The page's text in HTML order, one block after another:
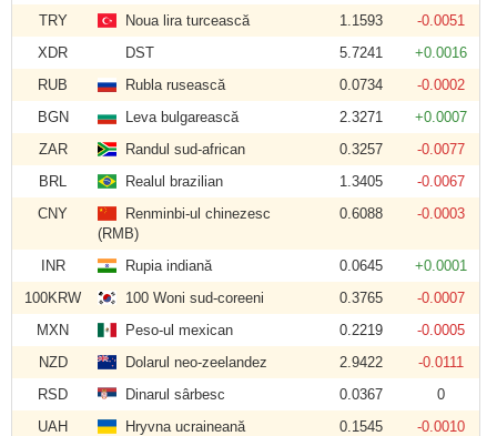
TRY
Noua lira turcească 1.1593
-0.0051
XDR
DST 5.7241
+0.0016
RUB
Rubla rusească 0.0734
-0.0002
BGN
Leva bulgarească 2.3271
+0.0007
ZAR
Randul sud-african 0.3257
-0.0077
BRL
Realul brazilian 1.3405
-0.0067
CNY
Renminbi-ul chinezesc
(RMB)
0.6088 -0.0003
INR Rupia indiană 0.0645
+0.0001
100KRW
100 Woni sud-coreeni 0.3765
-0.0007
MXN
Peso-ul mexican 0.2219
-0.0005
NZD
Dolarul neo-zeelandez 2.9422
-0.0111
RSD
Dinarul sârbesc 0.0367
0
UAH
Hryvna ucraineană 0.1545
-0.0010